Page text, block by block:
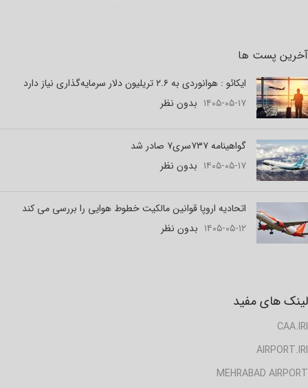
آخرین پست ها
ایکائو : هوانوردی به ۲.۶ تریلیون دلار سرمایه‌گذاری نیاز دارد
۱۴۰۵-۰۵-۱۷ بدون نظر
گواهینامه ۷۳۷سری۷ صادر شد
۱۴۰۵-۰۵-۱۷ بدون نظر
اتحادیه اروپا قوانین مالکیت خطوط هوایی را بررسی می کند
۱۴۰۵-۰۵-۱۲ بدون نظر
لینک های مفید
CAA.IRI
AIRPORT.IRI
MEHRABAD AIRPORT